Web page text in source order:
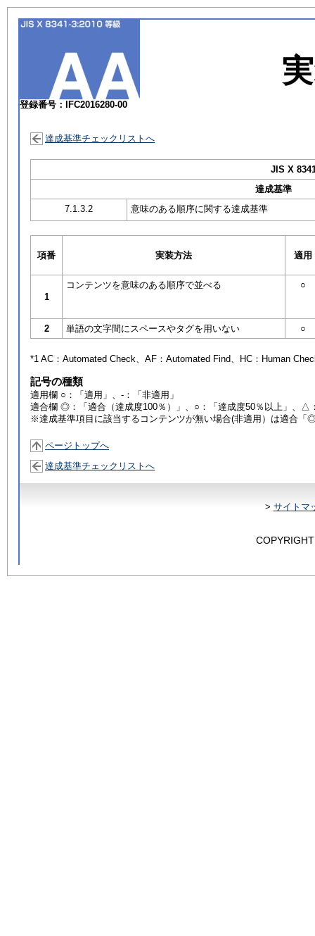
登録番号：IFC2016280-00
達成基準チェックリストへ
JIS X
達成基準
7.1.3.2
意味のある順序に関する達成基準
項番 実装方法 適用
1
コンテンツを意味のある順序で並べる ○
2 単語の文字間にスペースやタグを用いない ○
*1 AC： Automated Check、AF： Automated Find、HC： Human
記号の種類
適用欄 ○：「適用」、-：「非適用」
適合欄 ◎：「適合（達成度100％）」、○：「達成度50％以上」、△
※達成基準項目に該当するコンテンツが無い場合(非適用）は適合「
ページトップへ
達成基準チェックリストへ
> サイトマ